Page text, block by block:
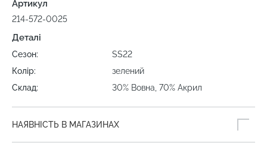
Артикул
214-572-0025
Деталі
Сезон:
SS22
Колір:
зелений
Склад:
30% Вовна, 70% Акрил
НАЯВНІСТЬ В МАГАЗИНАХ